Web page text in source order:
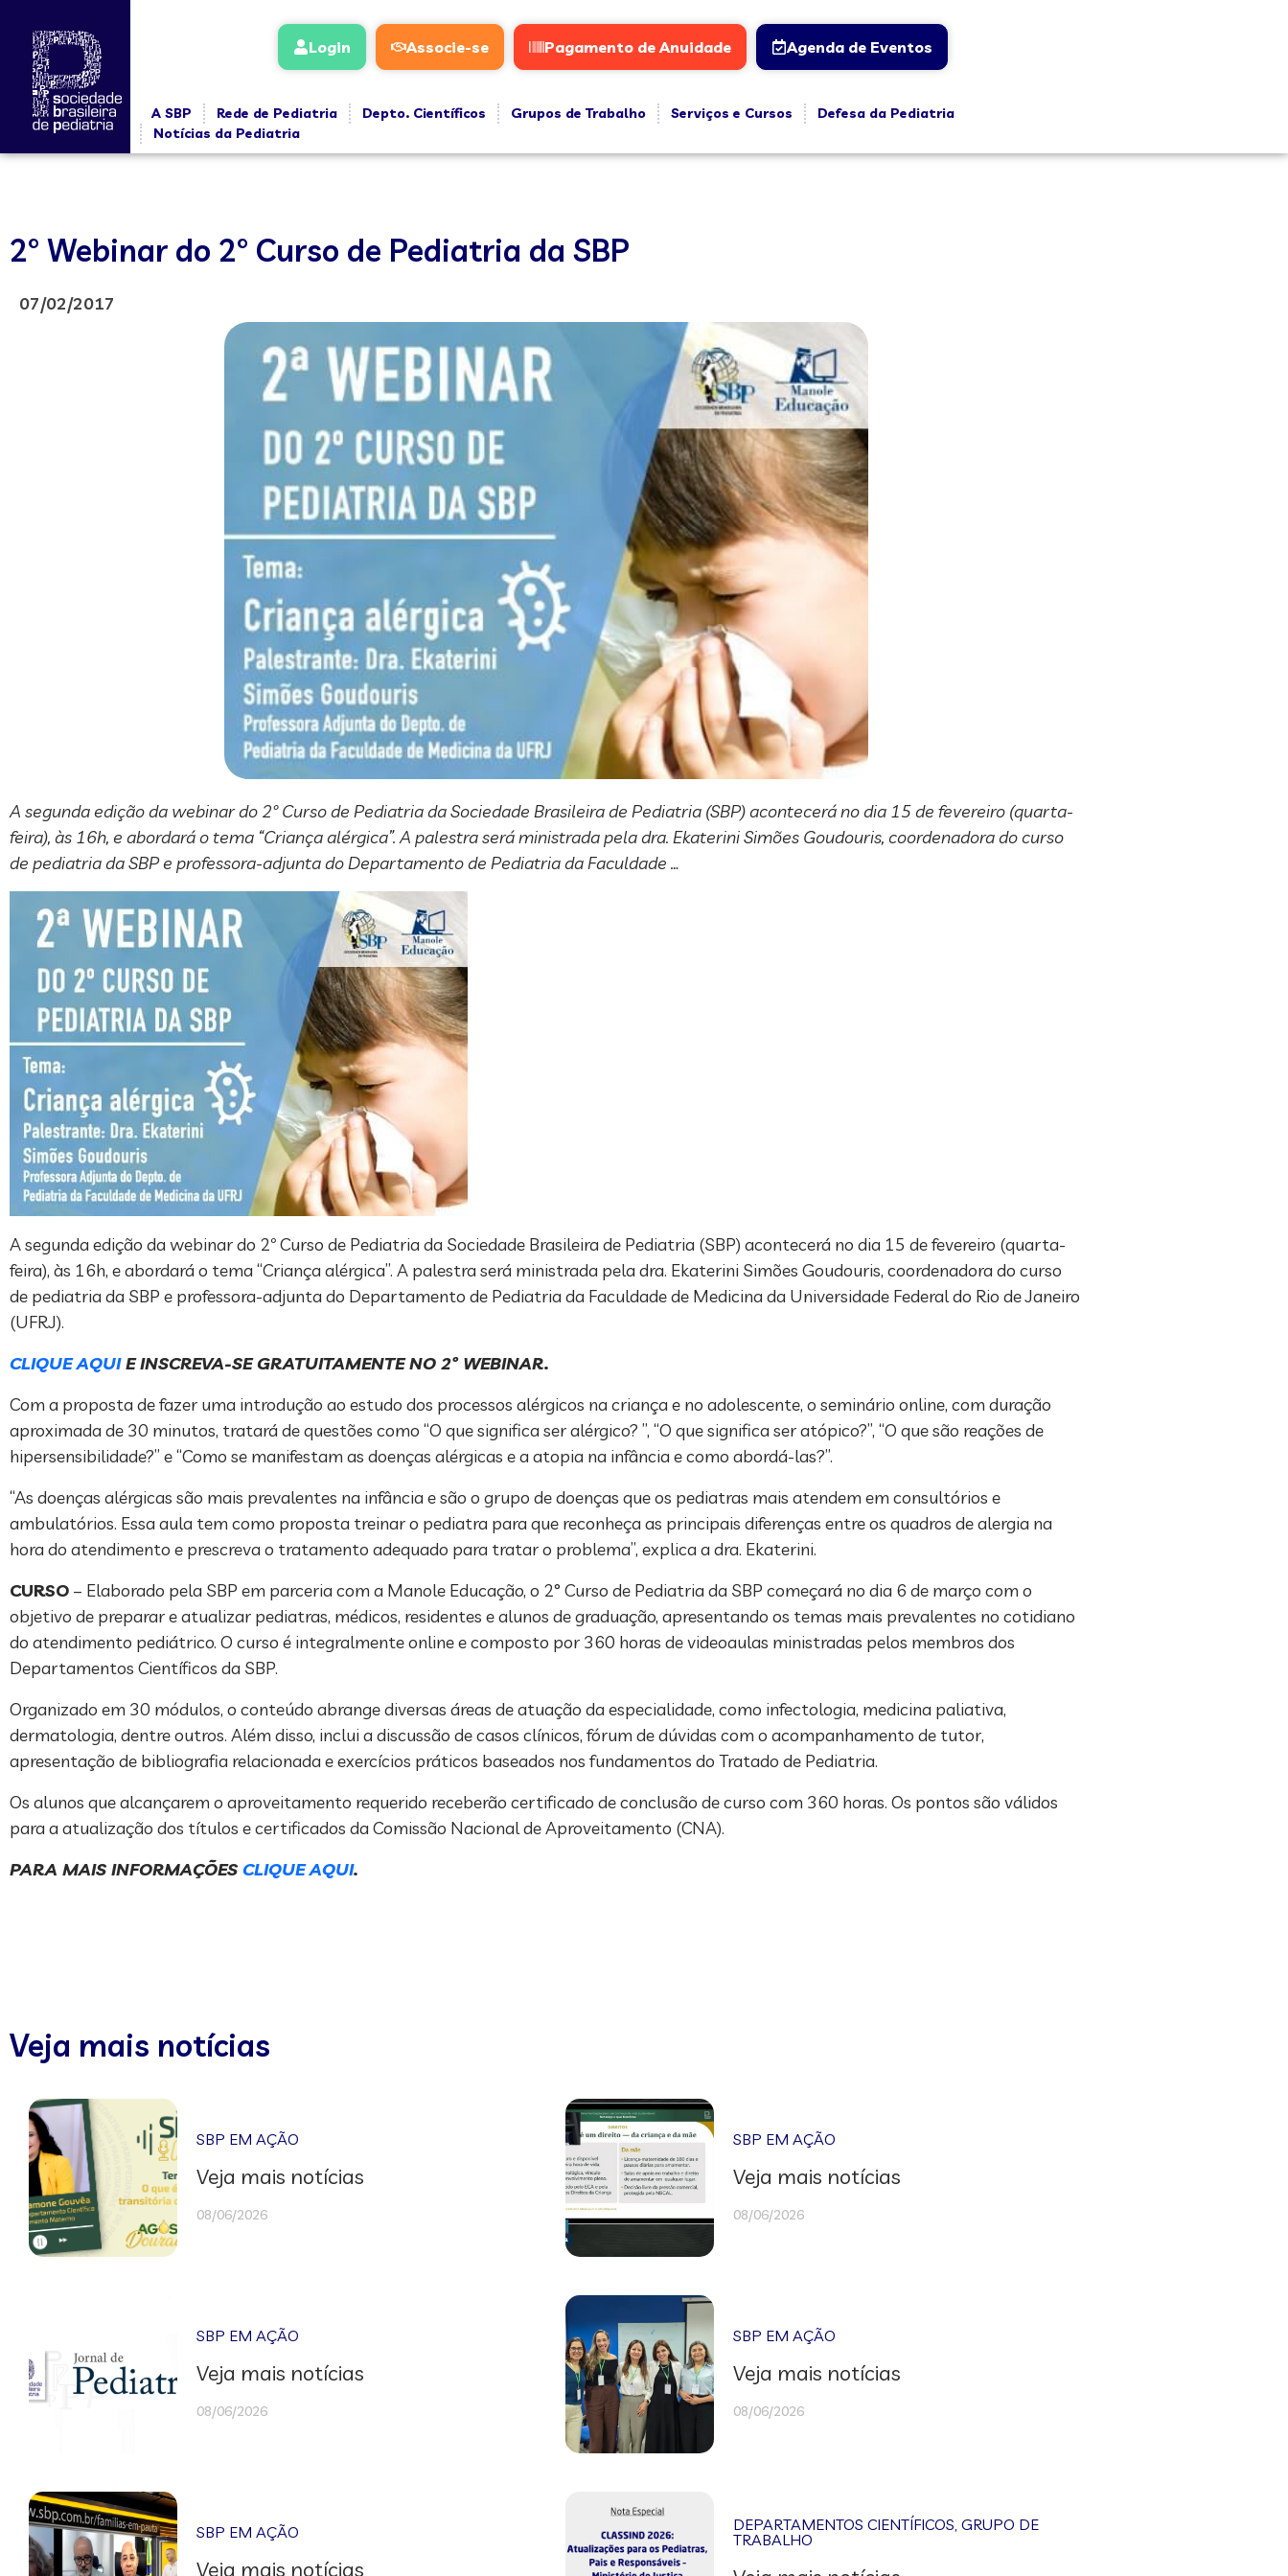
Login Associe-se Pagamento de Anuidade Agenda de Eventos
A SBP Rede de Pediatria Depto. Científicos Grupos de Trabalho Serviços e Cursos
Defesa da Pediatria
Notícias da Pediatria
2° Webinar do 2° Curso de Pediatria da SBP
07/02/2017
A segunda edição da webinar do 2º Curso de Pediatria da Sociedade Brasileira de Pediatria (SBP) acontecerá no dia 15 de fevereiro (quarta-
feira), às 16h, e abordará o tema “Criança alérgica”. A palestra será ministrada pela dra. Ekaterini Simões Goudouris, coordenadora do curso
de pediatria da SBP e professora-adjunta do Departamento de Pediatria da Faculdade …
A segunda edição da webinar do 2º Curso de Pediatria da Sociedade Brasileira de Pediatria (SBP) acontecerá no dia 15 de fevereiro (quarta-
feira), às 16h, e abordará o tema “Criança alérgica”. A palestra será ministrada pela dra. Ekaterini Simões Goudouris, coordenadora do curso
de pediatria da SBP e professora-adjunta do Departamento de Pediatria da Faculdade de Medicina da Universidade Federal do Rio de Janeiro
(UFRJ).
CLIQUE AQUIE INSCREVA-SE GRATUITAMENTE NO 2º WEBINAR.
Com a proposta de fazer uma introdução ao estudo dos processos alérgicos na criança e no adolescente, o seminário online, com duração
aproximada de 30 minutos, tratará de questões como “O que significa ser alérgico? ”, “O que significa ser atópico?”, “O que são reações de
hipersensibilidade?” e “Como se manifestam as doenças alérgicas e a atopia na infância e como abordá-las?”.
“As doenças alérgicas são mais prevalentes na infância e são o grupo de doenças que os pediatras mais atendem em consultórios e
ambulatórios. Essa aula tem como proposta treinar o pediatra para que reconheça as principais diferenças entre os quadros de alergia na
hora do atendimento e prescreva o tratamento adequado para tratar o problema”, explica a dra. Ekaterini.
CURSO – Elaborado pela SBP em parceria com a Manole Educação, o 2° Curso de Pediatria da SBP começará no dia 6 de março com o
objetivo de preparar e atualizar pediatras, médicos, residentes e alunos de graduação, apresentando os temas mais prevalentes no cotidiano
do atendimento pediátrico. O curso é integralmente online e composto por 360 horas de videoaulas ministradas pelos membros dos
Departamentos Científicos da SBP.
Organizado em 30 módulos, o conteúdo abrange diversas áreas de atuação da especialidade, como infectologia, medicina paliativa,
dermatologia, dentre outros. Além disso, inclui a discussão de casos clínicos, fórum de dúvidas com o acompanhamento de tutor,
apresentação de bibliografia relacionada e exercícios práticos baseados nos fundamentos do Tratado de Pediatria.
Os alunos que alcançarem o aproveitamento requerido receberão certificado de conclusão de curso com 360 horas. Os pontos são válidos
para a atualização dos títulos e certificados da Comissão Nacional de Aproveitamento (CNA).
PARA MAIS INFORMAÇÕES CLIQUE AQUI.
Veja mais notícias
SBP EM AÇÃO
Veja mais notícias
08/06/2026
SBP EM AÇÃO
Veja mais notícias
08/06/2026
SBP EM AÇÃO
Veja mais notícias
08/06/2026
SBP EM AÇÃO
Veja mais notícias
08/06/2026
SBP EM AÇÃO
Veja mais notícias
DEPARTAMENTOS CIENTÍFICOS ,GRUPO DE
TRABALHO